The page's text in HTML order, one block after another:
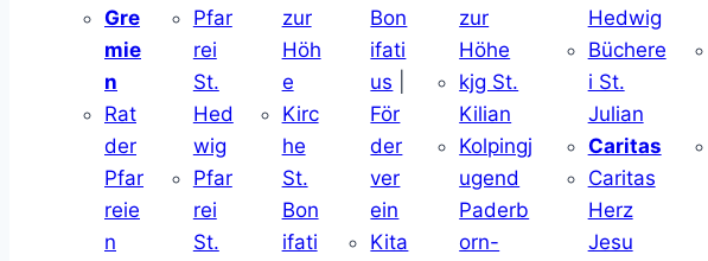
Gre
mie
n
Rat
der
Pfar
reie
n
Pfar
rei
St.
Hed
wig
Pfar
rei
St.
zur
Höh
e
Kirc
he
St.
Bon
ifati
Bon
ifati
us
För
der
ver
ein
Kita
zur
Höhe
kjg St.
Kilian
Kolpingj
ugend
Paderb
orn-
Hedwig
Büchere
i St.
Julian
Caritas
Caritas
Herz
Jesu